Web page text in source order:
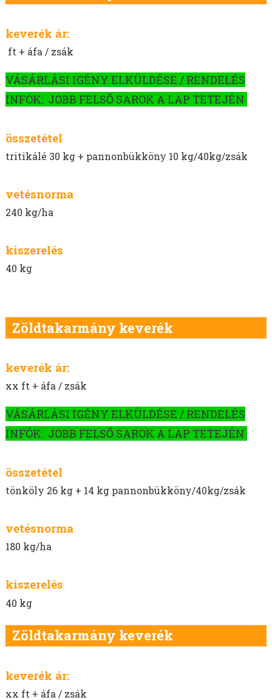
MÁK VETŐMAG
AKG TÁMOGATÁS
NÉGERMAG VETŐMAG
keverék ár:
ft + áfa / zsák
VÁSÁRLÁSI IGÉNY ELKÜLDÉSE / RENDELÉS
INFÓK: JOBB FELSŐ SAROK A LAP TETEJÉN
összetétel
tritikálé 30 kg + pannonbükköny 10 kg/40kg/zsák
vetésnorma
240 kg/ha
kiszerelés
40 kg
Zöldtakarmány keverék
keverék ár:
xx ft + áfa / zsák
VÁSÁRLÁSI IGÉNY ELKÜLDÉSE / RENDELÉS
INFÓK: JOBB FELSŐ SAROK A LAP TETEJÉN
összetétel
tönköly 26 kg + 14 kg pannonbükköny/40kg/zsák
vetésnorma
180 kg/ha
kiszerelés
40 kg
Zöldtakarmány keverék
keverék ár:
xx ft + áfa / zsák